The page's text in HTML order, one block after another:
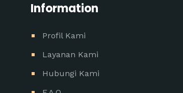
Information
Profil Kami
Layanan Kami
Hubungi Kami